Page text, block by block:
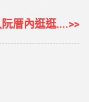
長期使用者，
提供內容，做
求，包括：
機 我套的是
滿年資為到去
12/31) 依每
設定，提醒用
明 銷貨退回折
時可以方便的
思以EXCEL
厝內逛逛....>>